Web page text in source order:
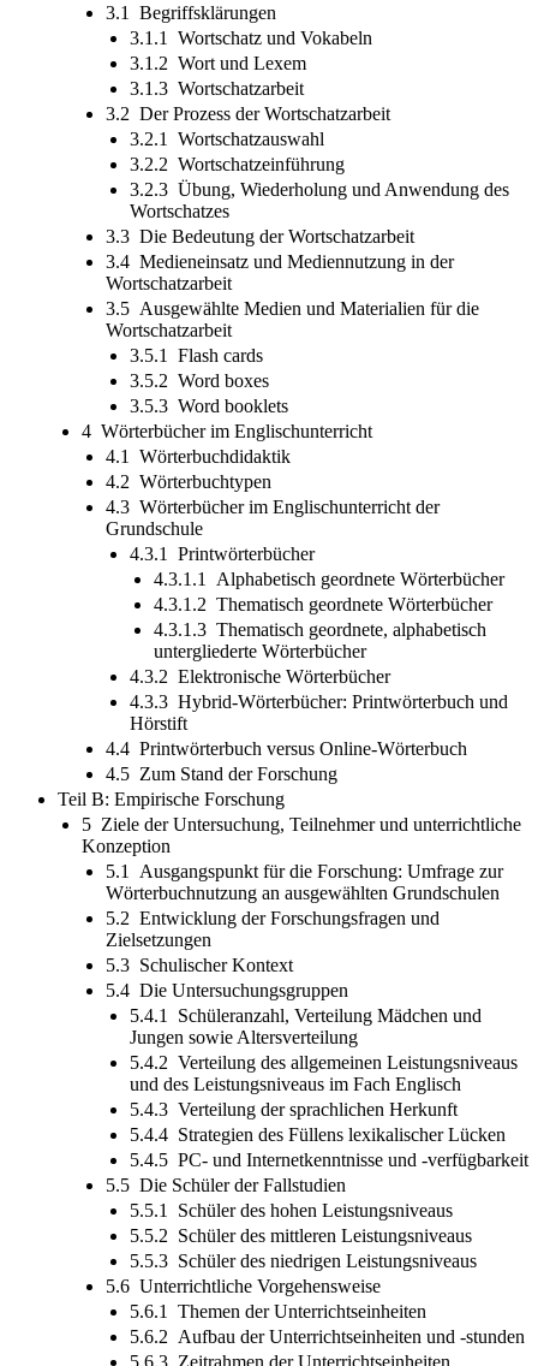
3.1 Begriffsklärungen
3.1.1 Wortschatz und Vokabeln
3.1.2 Wort und Lexem
3.1.3 Wortschatzarbeit
3.2 Der Prozess der Wortschatzarbeit
3.2.1 Wortschatzauswahl
3.2.2 Wortschatzeinführung
3.2.3 Übung, Wiederholung und Anwendung des
Wortschatzes
3.3 Die Bedeutung der Wortschatzarbeit
3.4 Medieneinsatz und Mediennutzung in der
Wortschatzarbeit
3.5 Ausgewählte Medien und Materialien für die
Wortschatzarbeit
3.5.1 Flash cards
3.5.2 Word boxes
3.5.3 Word booklets
4 Wörterbücher im Englischunterricht
4.1 Wörterbuchdidaktik
4.2 Wörterbuchtypen
4.3 Wörterbücher im Englischunterricht der
Grundschule
4.3.1 Printwörterbücher
4.3.1.1 Alphabetisch geordnete Wörterbücher
4.3.1.2 Thematisch geordnete Wörterbücher
4.3.1.3 Thematisch geordnete, alphabetisch
untergliederte Wörterbücher
4.3.2 Elektronische Wörterbücher
4.3.3 Hybrid-Wörterbücher: Printwörterbuch und
Hörstift
4.4 Printwörterbuch versus Online-Wörterbuch
4.5 Zum Stand der Forschung
Teil B: Empirische Forschung
5 Ziele der Untersuchung, Teilnehmer und unterrichtliche
Konzeption
5.1 Ausgangspunkt für die Forschung: Umfrage zur
Wörterbuchnutzung an ausgewählten Grundschulen
5.2 Entwicklung der Forschungsfragen und
Zielsetzungen
5.3 Schulischer Kontext
5.4 Die Untersuchungsgruppen
5.4.1 Schüleranzahl, Verteilung Mädchen und
Jungen sowie Altersverteilung
5.4.2 Verteilung des allgemeinen Leistungsniveaus
und des Leistungsniveaus im Fach Englisch
5.4.3 Verteilung der sprachlichen Herkunft
5.4.4 Strategien des Füllens lexikalischer Lücken
5.4.5 PC- und Internetkenntnisse und -verfügbarkeit
5.5 Die Schüler der Fallstudien
5.5.1 Schüler des hohen Leistungsniveaus
5.5.2 Schüler des mittleren Leistungsniveaus
5.5.3 Schüler des niedrigen Leistungsniveaus
5.6 Unterrichtliche Vorgehensweise
5.6.1 Themen der Unterrichtseinheiten
5.6.2 Aufbau der Unterrichtseinheiten und -stunden
5.6.3 Zeitrahmen der Unterrichtseinheiten